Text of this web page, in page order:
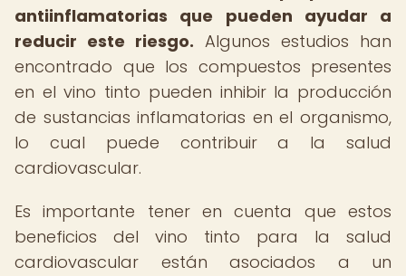
antiinflamatorias que pueden ayudar a
reducir este riesgo. Algunos estudios han
encontrado que los compuestos presentes
en el vino tinto pueden inhibir la producción
de sustancias inflamatorias en el organismo,
lo cual puede contribuir a la salud
cardiovascular.
Es importante tener en cuenta que estos
beneficios del vino tinto para la salud
cardiovascular están asociados a un